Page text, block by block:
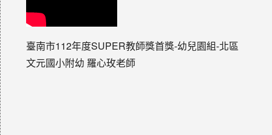
臺南市112年度SUPER教師獎首獎-幼兒園組-北區
文元國小附幼 羅心玫老師